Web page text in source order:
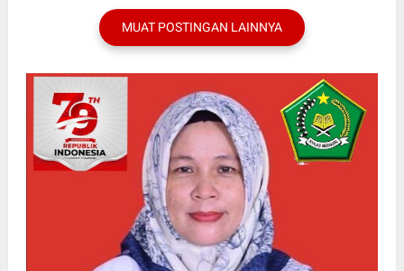
MUAT POSTINGAN LAINNYA